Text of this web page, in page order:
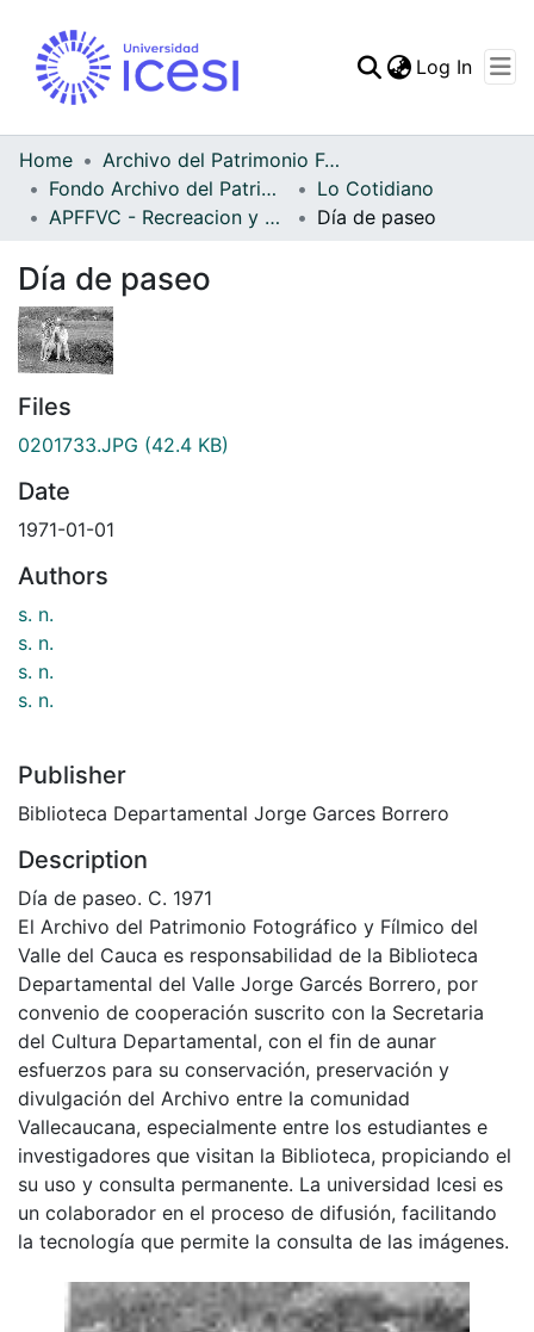
Statistics
Log In
Home
Archivo del Patrimonio Fotográfico y Fílmico del Valle del Cauca
Fondo Archivo del Patrimonio Fotográfico y Fílmico del Valle del Cauca
Lo Cotidiano
APFFVC - Recreacion y Paseo - Patrimonial
Día de paseo
Día de paseo
Files
0201733.JPG (42.4 KB)
Date
1971-01-01
Authors
s. n.
s. n.
s. n.
s. n.
Publisher
Biblioteca Departamental Jorge Garces Borrero
Description
Día de paseo. C. 1971
El Archivo del Patrimonio Fotográfico y Fílmico del
Valle del Cauca es responsabilidad de la Biblioteca
Departamental del Valle Jorge Garcés Borrero, por
convenio de cooperación suscrito con la Secretaria
del Cultura Departamental, con el fin de aunar
esfuerzos para su conservación, preservación y
divulgación del Archivo entre la comunidad
Vallecaucana, especialmente entre los estudiantes e
investigadores que visitan la Biblioteca, propiciando el
su uso y consulta permanente. La universidad Icesi es
un colaborador en el proceso de difusión, facilitando
la tecnología que permite la consulta de las imágenes.